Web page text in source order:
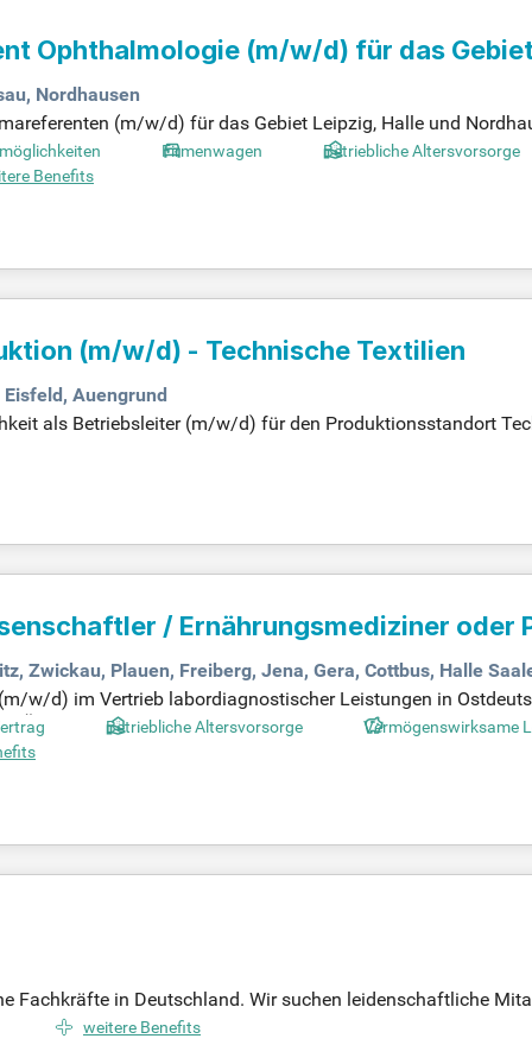
Ophthalmologie (m/w/d) für das
Nordhausen
(m/w/d) für das Gebiet Leipzig, Halle und
Betreuung niedergelassener ophthalmologischer Fachärzte.
Ein selbstständiges Marktanalysen sowie die Ableitung
Studium sowie relevante
Firmenwagen Betriebliche Altersvorsorge
Benefits
(m/w/d) - Technische Textilien
Auengrund
als Betriebsleiter (m/w/d) für den Produktionsstandort
für eine effiziente und qualitätsorientierte Fertigung. Sie
Zusammenarbeit mit Geschäftsführung, Vertrieb und
/ Ernährungsmediziner oder
Ost
(m/w/d)
Zwickau, Plauen, Freiberg, Jena, Gera, Cottbus, Halle
w/d) im Vertrieb labordiagnostischer Leistungen in
sowie Heilpraktikern. Zu Ihren Aufgaben gehören die
Sie spannende Fortbildungsveranstaltungen und die
Teil unseres dynamischen Teams!
Betriebliche Altersvorsorge
Vermögenswirksame
Fachkräfte in Deutschland. Wir suchen leidenschaftliche
ist nicht erforderlich, allerdings freuen wir uns über
weitere Benefits